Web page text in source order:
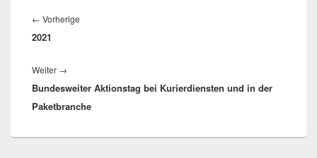
← Vorherige
2021
Weiter →
Beitrag:
Bundesweiter Aktionstag bei Kurierdiensten und in der
Paketbranche